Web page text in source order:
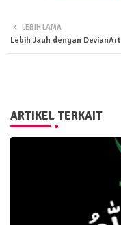
LEBIH LAMA
Lebih Jauh dengan DevianArt
ARTIKEL TERKAIT